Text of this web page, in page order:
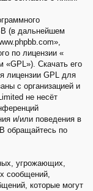
(в дальнейшем
по лицензии «
«GPL»). Скачать его
лицензии GPL для
с организацией и
не несёт
и/или поведения в
обращайтесь по
угрожающих,
сообщений,
которые могут